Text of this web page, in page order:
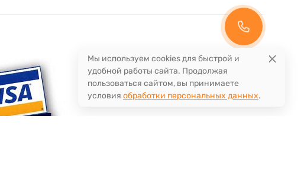
Мы используем cookies для быстрой и
удобной работы сайта. Продолжая
пользоваться сайтом, вы принимаете
условия обработки персональных данных.